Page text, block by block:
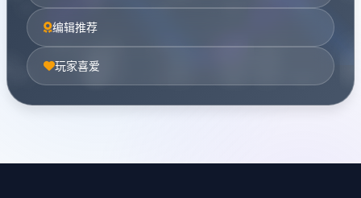
编辑推荐
玩家喜爱